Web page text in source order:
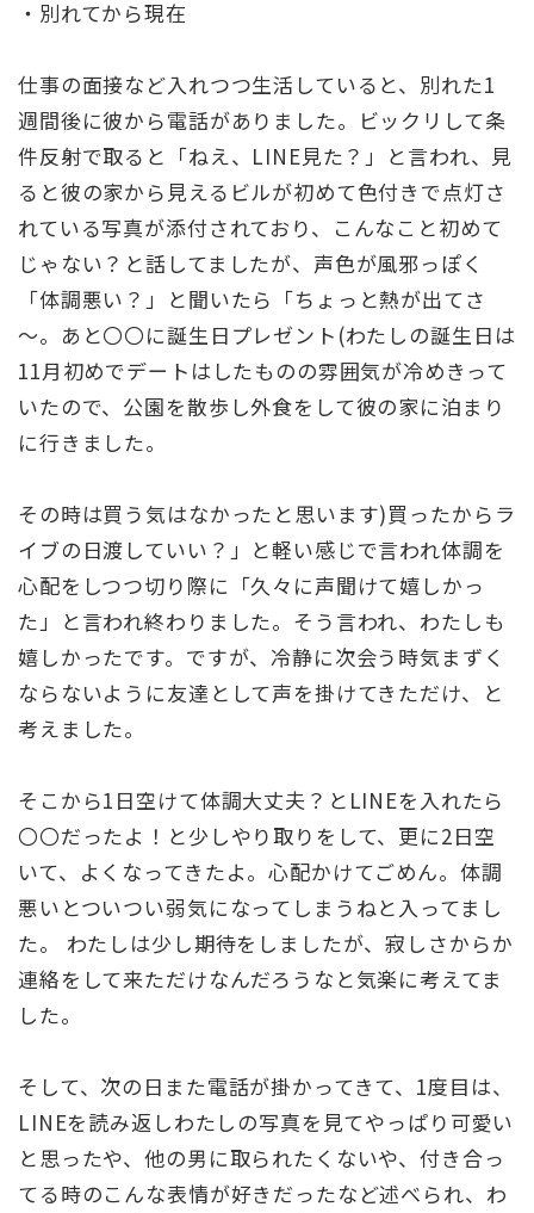
・別れてから現在
仕事の面接など入れつつ生活していると、別れた1
週間後に彼から電話がありました。ビックリして条
件反射で取ると「ねえ、LINE見た？」と言われ、見
ると彼の家から見えるビルが初めて色付きで点灯さ
れている写真が添付されており、こんなこと初めて
じゃない？と話してましたが、声色が風邪っぽく
「体調悪い？」と聞いたら「ちょっと熱が出てさ
～。あと〇〇に誕生日プレゼント(わたしの誕生日は
11月初めでデートはしたものの雰囲気が冷めきって
いたので、公園を散歩し外食をして彼の家に泊まり
に行きました。
その時は買う気はなかったと思います)買ったからラ
イブの日渡していい？」と軽い感じで言われ体調を
心配をしつつ切り際に「久々に声聞けて嬉しかっ
た」と言われ終わりました。そう言われ、わたしも
嬉しかったです。ですが、冷静に次会う時気まずく
ならないように友達として声を掛けてきただけ、と
考えました。
そこから1日空けて体調大丈夫？とLINEを入れたら
〇〇だったよ！と少しやり取りをして、更に2日空
いて、よくなってきたよ。心配かけてごめん。体調
悪いとついつい弱気になってしまうねと入ってまし
た。 わたしは少し期待をしましたが、寂しさからか
連絡をして来ただけなんだろうなと気楽に考えてま
した。
そして、次の日また電話が掛かってきて、1度目は、
LINEを読み返しわたしの写真を見てやっぱり可愛い
と思ったや、他の男に取られたくないや、付き合っ
てる時のこんな表情が好きだったなど述べられ、わ